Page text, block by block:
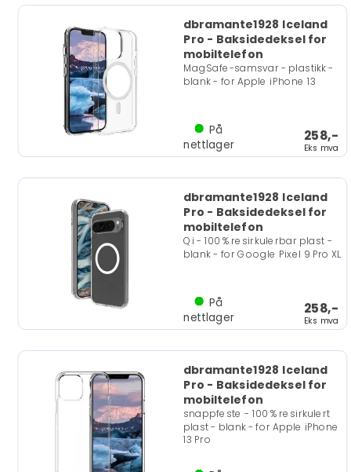
dbramante1928 Iceland
Pro - Baksidedeksel for
mobiltelefon
MagSafe-samsvar - plastikk -
blank - for Apple iPhone 13
258,-
Eks mva
På
nettlager
dbramante1928 Iceland
Pro - Baksidedeksel for
mobiltelefon
Qi - 100 % resirkulerbar plast -
blank - for Google Pixel 9 Pro XL
258,-
Eks mva
På
nettlager
dbramante1928 Iceland
Pro - Baksidedeksel for
mobiltelefon
snappfeste - 100 % resirkulert
plast - blank - for Apple iPhone
13 Pro